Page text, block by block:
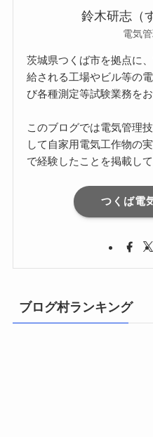
鈴木研志（
電気
茨城県つくば市を拠点に
給される工場やビル等の
び各種測定等試験業務を
このブログでは電気管理
して自家用電気工作物の
で経験したことを掲載して
つくば電
ブログ村ランキング